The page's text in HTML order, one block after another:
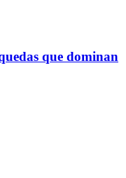
que dominan